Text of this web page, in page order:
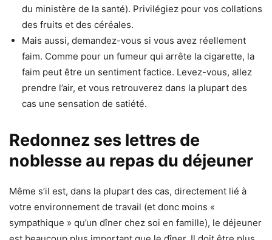
du ministère de la santé). Privilégiez pour vos collations
des fruits et des céréales.
Mais aussi, demandez-vous si vous avez réellement
faim. Comme pour un fumeur qui arrête la cigarette, la
faim peut être un sentiment factice. Levez-vous, allez
prendre l’air, et vous retrouverez dans la plupart des
cas une sensation de satiété.
Redonnez ses lettres de
noblesse au repas du déjeuner
Même s’il est, dans la plupart des cas, directement lié à
votre environnement de travail (et donc moins «
sympathique » qu’un dîner chez soi en famille), le déjeuner